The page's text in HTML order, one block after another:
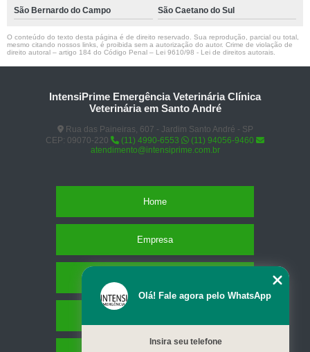
São Bernardo do Campo São Caetano do Sul
O conteúdo do texto desta página é de direito reservado. Sua reprodução, parcial ou total,
mesmo citando nossos links, é proibida sem a autorização do autor. Crime de violação de
direito autoral – artigo 184 do Código Penal – Lei 9610/98 - Lei de direitos autorais
IntensiPrime Emergência Veterinária Clínica
Veterinária em Santo André
Rua das Paineiras, 607 - Jardim Santo André - SP
CEP: 09070-220
(11) 4990-6553
(11) 94056-9460
atendimento@intensiprime.com.br
Home
Empresa
Olá! Fale agora pelo WhatsApp
Insira seu telefone